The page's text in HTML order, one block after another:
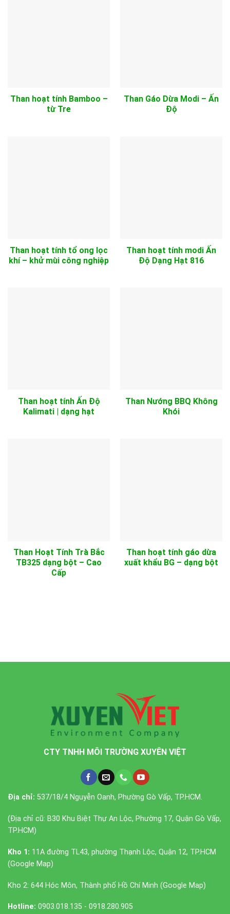
Than hoạt tính Bamboo –
từ Tre
Than Gáo Dừa Modi – Ấn
Độ
Than hoạt tính tổ ong lọc
khí – khử mùi công nghiệp
Than hoạt tính modi Ấn
Độ Dạng Hạt 816
Than hoạt tính Ấn Độ
Kalimati | dạng hạt
Than Nướng BBQ Không
Khói
Than Hoạt Tính Trà Bắc
TB325 dạng bột – Cao
Cấp
Than hoạt tính gáo dừa
xuất khẩu BG – dạng bột
CTY TNHH MÔI TRƯỜNG XUYÊN VIỆT
Địa chỉ: 537/18/4 Nguyễn Oanh, Phường Gò Vấp, TP.HCM.
(Địa chỉ cũ: B30 Khu Biệt Thự An Lộc, Phường 17, Quận Gò Vấp,
TP.HCM)
Kho 1: 11A đường TL43, phường Thạnh Lộc, Quận 12, TP.HCM
(Google Map)
Kho 2: 644 Hóc Môn, Thành phố Hồ Chí Minh (Google Map)
Hotline: 0903.018.135 - 0918.280.905